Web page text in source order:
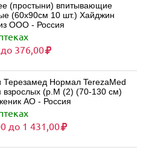
(простыни) впитывающие
(60х90см 10 шт.) Хайджин
ООО - Россия
376,00
Терезамед Нормал TerezaMed
взрослых (р.M (2) (70-130 см)
АО - Россия
до 1 431,00